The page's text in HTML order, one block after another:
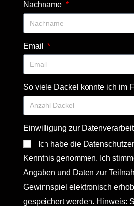
Nachname
Email
So viele Dackel konnte ich im
Einwilligung zur
Ich habe die
Kenntnis genommen. Ich
Angaben und Daten zur
Gewinnspiel elektronisch
gespeichert werden. Hinweis: